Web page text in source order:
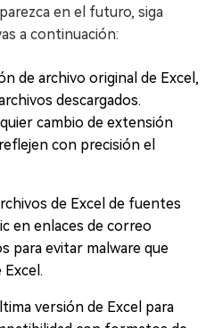
en el futuro, siga
a continuación:
de archivo original de Excel,
descargados.
cambio de extensión
con precisión el
de Excel de fuentes
en enlaces de correo
para evitar malware que
versión de Excel para